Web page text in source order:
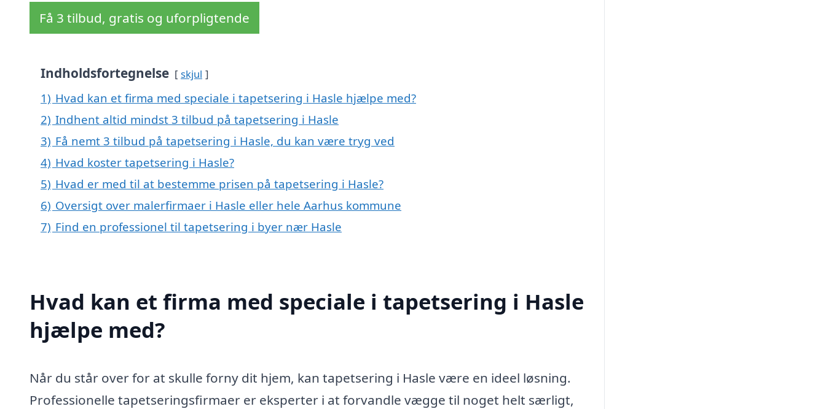
Få 3 tilbud, gratis og uforpligtende
Indholdsfortegnelse skjul
1) Hvad kan et firma med speciale i tapetsering i Hasle hjælpe med?
2) Indhent altid mindst 3 tilbud på tapetsering i Hasle
3) Få nemt 3 tilbud på tapetsering i Hasle, du kan være tryg ved
4) Hvad koster tapetsering i Hasle?
5) Hvad er med til at bestemme prisen på tapetsering i Hasle?
6) Oversigt over malerfirmaer i Hasle eller hele Aarhus kommune
7) Find en professionel til tapetsering i byer nær Hasle
Hvad kan et firma med speciale i tapetsering i Hasle
hjælpe med?
Når du står over for at skulle forny dit hjem, kan tapetsering i Hasle være en ideel løsning.
Professionelle tapetseringsfirmaer er eksperter i at forvandle vægge til noget helt særligt,